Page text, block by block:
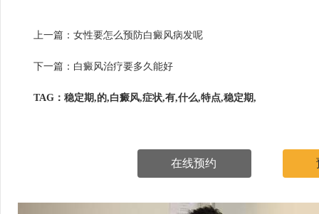
上一篇：女性要怎么预防白癜风病发呢
下一篇： 白癜风治疗要多久能好
TAG：稳定期,的,白癜风,症状,有,什么,特点,稳定期,
在线预约